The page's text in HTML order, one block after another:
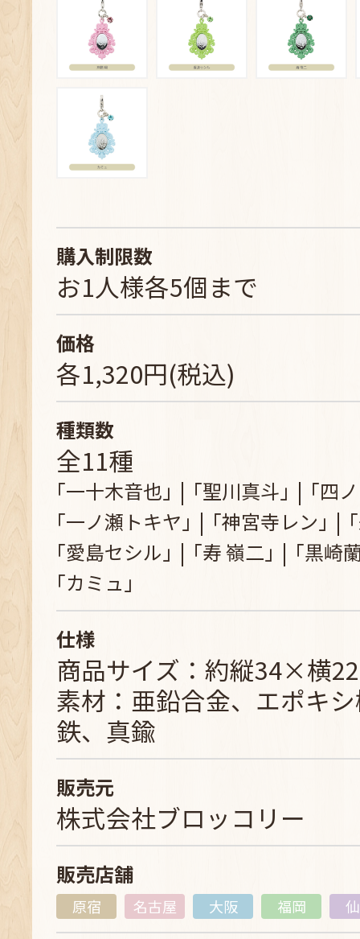
購入制限数
お1人様各5個まで
価格
各1,320円(税込)
種類数
全11種
｢一十木音也｣ ｢聖川真斗｣
｢四
｢一ノ瀬トキヤ｣
｢神宮寺レン｣
｢愛島セシル｣
｢寿 嶺二｣
｢黒崎
｢カミュ｣
仕様
商品サイズ：約縦34×横
素材：亜鉛合金、エポキ
鉄、真鍮
販売元
株式会社ブロッコリー
販売店舗
原宿 名古屋 大阪 福岡